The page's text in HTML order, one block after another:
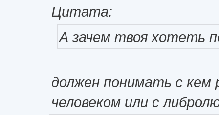
Цитата:
А зачем твоя хотеть
должен понимать с кем
человеком или с